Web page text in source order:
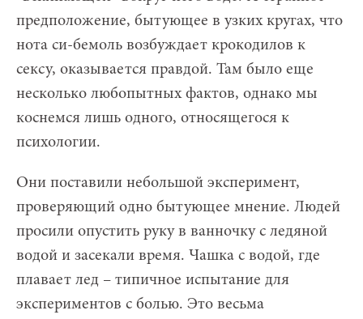
предположение, бытующее в узких кругах, что
нота си-бемоль возбуждает крокодилов к
сексу, оказывается правдой. Там было еще
несколько любопытных фактов, однако мы
коснемся лишь одного, относящегося к
психологии.
Они поставили небольшой эксперимент,
проверяющий одно бытующее мнение. Людей
просили опустить руку в ванночку с ледяной
водой и засекали время. Чашка с водой, где
плавает лед – типичное испытание для
экспериментов с болью. Это весьма